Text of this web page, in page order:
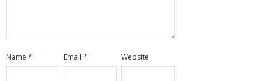
Name * Email* Website